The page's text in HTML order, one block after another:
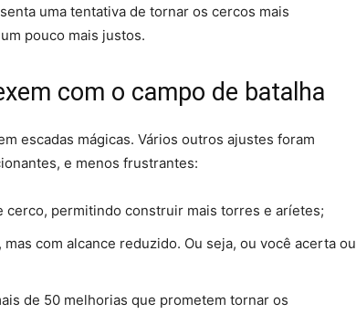
uma tentativa de tornar os cercos mais
pouco mais justos.
com o campo de batalha
escadas mágicas. Vários outros ajustes foram
e menos frustrantes:
cerco, permitindo construir mais torres e aríetes;
com alcance reduzido. Ou seja, ou você acerta ou
de 50 melhorias que prometem tornar os